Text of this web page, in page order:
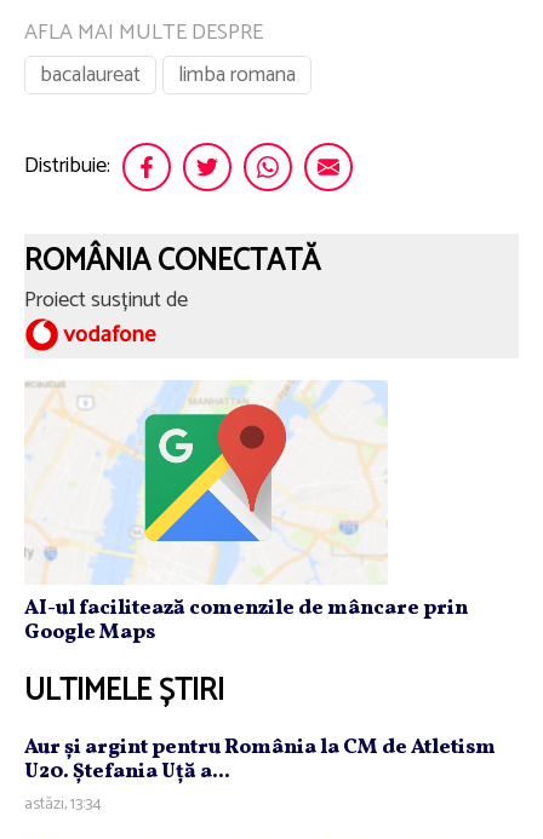
AFLA MAI MULTE DESPRE
bacalaureat
limba romana
Distribuie:
ROMÂNIA CONECTATĂ
Proiect susținut de
AI-ul facilitează comenzile de mâncare prin
Google Maps
ULTIMELE ȘTIRI
Aur şi argint pentru România la CM de Atletism
U20. Ştefania Uţă a...
astăzi, 13:34